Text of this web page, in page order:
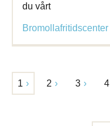
du vårt
Bromollafritidscenter
1 2 3 4